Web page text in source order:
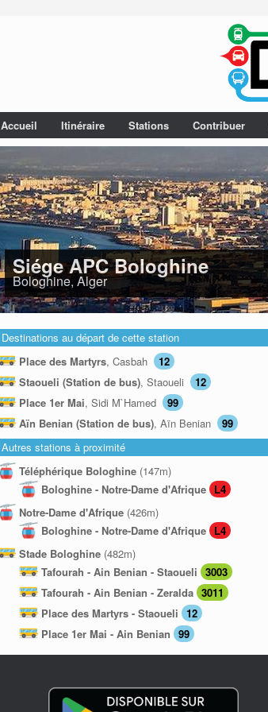
Accueil Itinéraire Stations Contribuer
Siége APC Bologhine
Bologhine, Alger
Destinations au départ de cette station
Place des Martyrs, Casbah
12
Staoueli (Station de bus), Staoueli
12
Place 1er Mai, Sidi M`Hamed
99
Aïn Benian (Station de bus), Aïn Benian
99
Autres stations à proximité
Téléphérique Bologhine (147m)
Bologhine - Notre-Dame d'Afrique L4
Notre-Dame d'Afrique (426m)
Bologhine - Notre-Dame d'Afrique L4
Stade Bologhine (482m)
Tafourah - Ain Benian - Staoueli 3003
Tafourah - Ain Benian - Zeralda 3011
Place des Martyrs - Staoueli 12
Place 1er Mai - Ain Benian 99